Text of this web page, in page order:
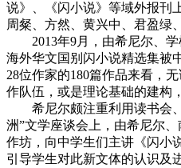
说》、《闪小说》等域外报刊
周粲、方然、黄兴中、君盈绿
2013年9月，由希尼尔、学
海外华文国别闪小说精选集被
28位作家的180篇作品来看，
作队伍，或是理论基础的建构
希尼尔颇注重利用读书会、
洲”文学座谈会上，由希尼尔
作坊，向中学生们主讲《闪小
引导学生对此新文体的认识及